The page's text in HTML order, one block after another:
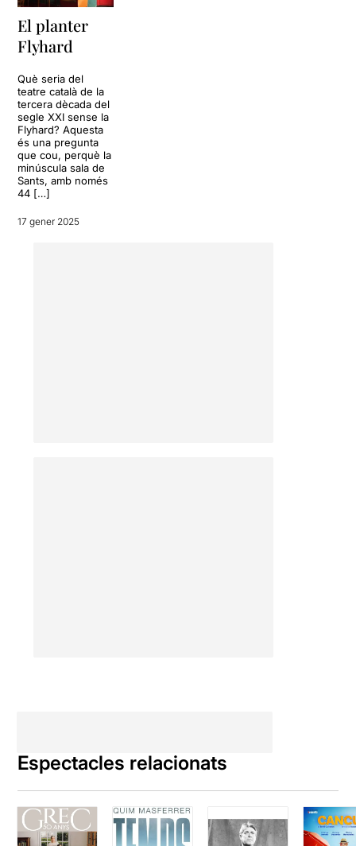
El planter
Flyhard
Què seria del
teatre català de la
tercera dècada del
segle XXI sense la
Flyhard? Aquesta
és una pregunta
que cou, perquè la
minúscula sala de
Sants, amb només
44 […]
17 gener 2025
Espectacles relacionats